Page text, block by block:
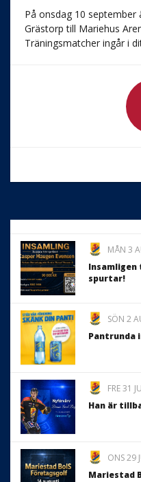
På onsdag 10
Grästorp till Mariehus
Träningsmatcher ingår i
MÅN 3
spurtar!
SÖN 2
Pantrunda
FRE 31
Han är
ONS 29
Mariestad